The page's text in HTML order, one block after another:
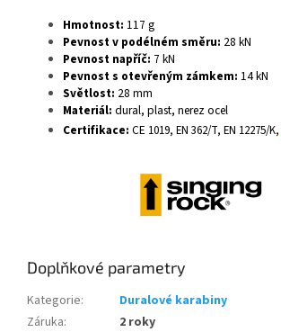
Hmotnost: 117 g
Pevnost v podélném směru: 28 kN
Pevnost napříč: 7 kN
Pevnost s otevřeným zámkem: 14 kN
Světlost: 28 mm
Materiál: dural, plast, nerez ocel
Certifikace: CE 1019, EN 362/T, EN 12275/K,
Doplňkové parametry
Kategorie:
Duralové karabiny
Záruka:
2 roky